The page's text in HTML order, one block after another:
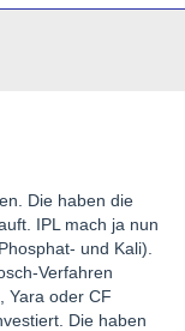
Die haben die
IPL mach ja nun
und Kali).
Verfahren
Yara oder CF
Die haben